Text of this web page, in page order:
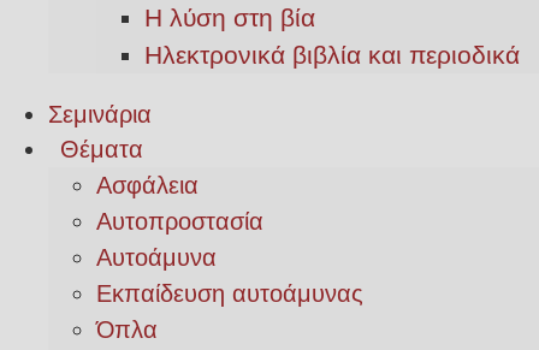
Η λύση στη βία
Ηλεκτρονικά βιβλία και περιοδικά
Σεμινάρια
Θέματα
Ασφάλεια
Αυτοπροστασία
Αυτοάμυνα
Εκπαίδευση αυτοάμυνας
Όπλα